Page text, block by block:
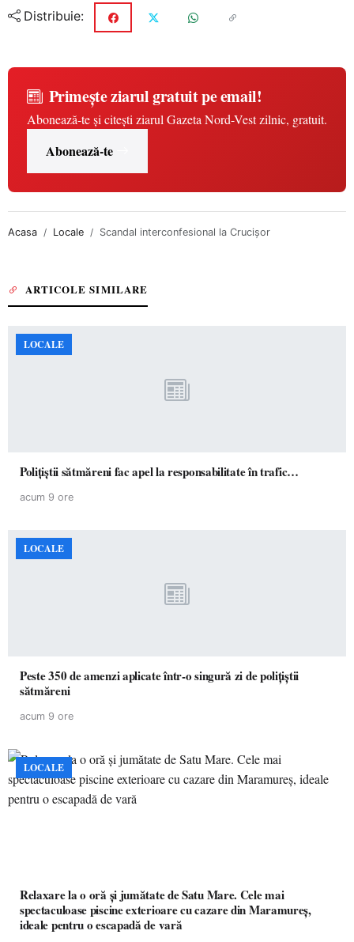
Distribuie:
Primește ziarul gratuit pe email!
Abonează-te și citești ziarul Gazeta Nord-Vest zilnic, gratuit.
Abonează-te
Acasa Locale Scandal interconfesional la Crucişor
ARTICOLE SIMILARE
LOCALE
Polițiștii sătmăreni fac apel la responsabilitate în trafic…
acum 9 ore
LOCALE
Peste 350 de amenzi aplicate într-o singură zi de polițiștii
sătmăreni
acum 9 ore
LOCALE
Relaxare la o oră și jumătate de Satu Mare. Cele mai
spectaculoase piscine exterioare cu cazare din Maramureș,
ideale pentru o escapadă de vară